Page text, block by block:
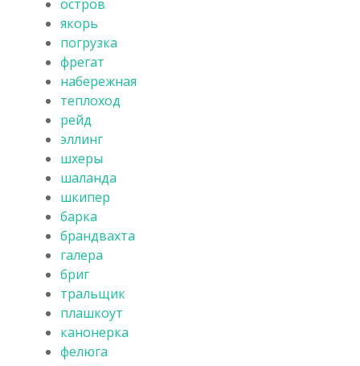
остров
якорь
погрузка
фрегат
набережная
теплоход
рейд
эллинг
шхеры
шаланда
шкипер
барка
брандвахта
галера
бриг
тральщик
плашкоут
канонерка
фелюга